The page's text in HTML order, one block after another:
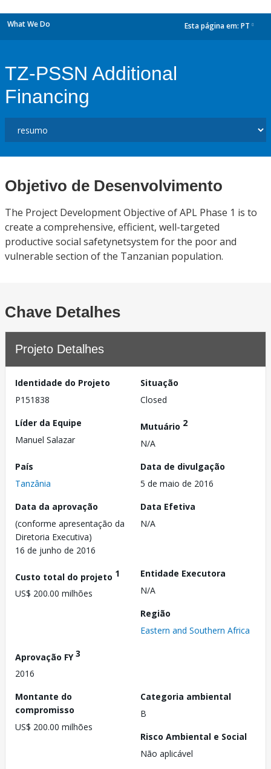
What We Do Esta página em: PT
TZ-PSSN Additional
Financing
Objetivo de Desenvolvimento
The Project Development Objective of APL Phase 1 is to
create a comprehensive, efficient, well-targeted
productive social safetynetsystem for the poor and
vulnerable section of the Tanzanian population.
Chave Detalhes
Projeto Detalhes
Identidade do Projeto
P151838
Situação
Closed
Líder da Equipe
Manuel Salazar
Mutuário 2
N/A
País
Tanzânia
Data de divulgação
5 de maio de 2016
Data da aprovação
(conforme apresentação da
Diretoria Executiva)
16 de junho de 2016
Data Efetiva
N/A
Custo total do projeto 1
US$ 200.00 milhões
Entidade Executora
N/A
Região
Eastern and Southern Africa
Aprovação FY3
2016
Montante do
compromisso
US$ 200.00 milhões
Categoria ambiental
B
Risco Ambiental e Social
Não aplicável